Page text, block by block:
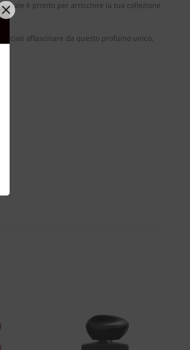
è pronto per arricchire la tua collezione
affascinare da questo profumo unico,
Aggiungi
Aggiungi